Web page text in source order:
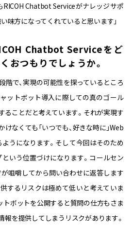
Chatbot Serviceがナレッジサポ
味方になってくれていると思います」
Chatbot Serviceをど
おつもりでしょうか。
階で、実現の可能性を探っているところ
ットボット導入に際しての真のゴール
ることだと考えています。それが実現す
けなくても「いつでも、好きな時に」Web
うになります。そして今回はそのため
いう位置づけになります。コールセン
咀嚼してから問い合わせに返答します
するリスクは極めて低いと考えていま
トボットを公開すると質問の仕方もさま
報を提供してしまうリスクがあります。